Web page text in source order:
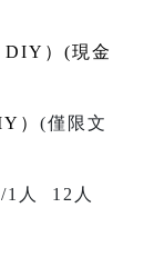
DIY）(現金
） (僅限文
1 人 12 人